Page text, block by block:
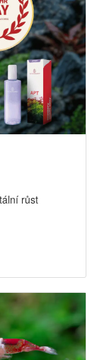
růst